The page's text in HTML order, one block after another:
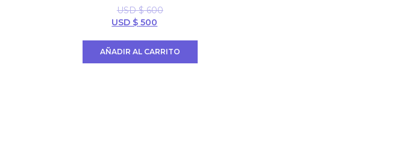
USD $600
El
era:
USD $ 500
es:
AÑADIR AL CARRITO